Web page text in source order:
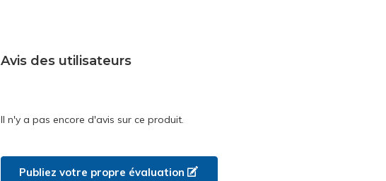
Avis des utilisateurs
Il n'y a pas encore d'avis sur ce produit.
Publiez votre propre évaluation